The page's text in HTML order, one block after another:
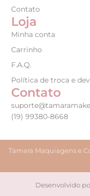
Contato
Loja
Minha conta
Carrinho
F.A.Q.
Política de troca e
Contato
(19) 99380-8668
Tamara Maquiagens e
Desenvolvido